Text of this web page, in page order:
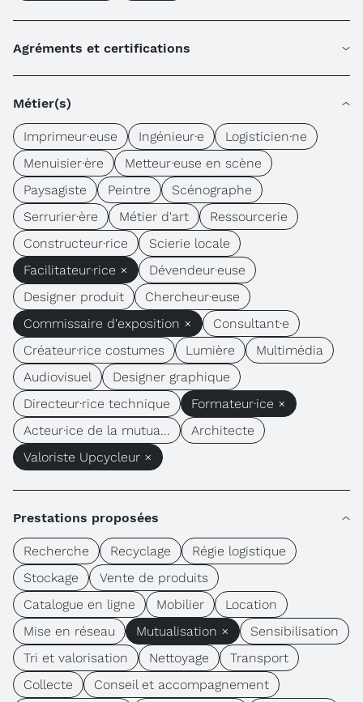
Agréments et certifications
Métier(s)
Imprimeur·euse Ingénieur·e
Logisticien·ne
Menuisier·ère
Metteur·euse en scène
Paysagiste
Peintre
Scénographe
Serrurier·ère
Métier d'art
Ressourcerie
Constructeur·rice
Scierie locale
Facilitateur·rice ×
Dévendeur·euse
Designer produit
Chercheur·euse
Commissaire d'exposition ×
Consultant·e
Créateur·rice costumes
Lumière
Multimédia
Audiovisuel
Designer graphique
Directeur·rice technique
Formateur·ice ×
Acteur·ice de la mutua...
Architecte
Valoriste Upcycleur ×
Prestations proposées
Recherche Recyclage
Régie logistique
Stockage
Vente de produits
Catalogue en ligne
Mobilier
Location
Mise en réseau
Mutualisation ×
Sensibilisation
Tri et valorisation
Nettoyage
Transport
Collecte
Conseil et accompagnement